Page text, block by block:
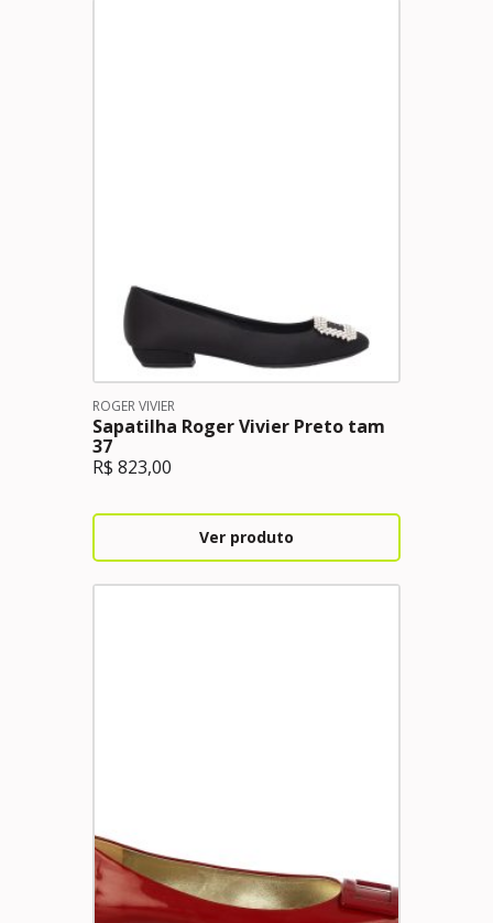
ROGER VIVIER
Sapatilha Roger Vivier Preto tam
37
R$ 823,00
Ver produto